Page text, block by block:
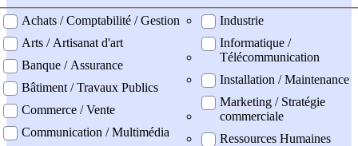
professionel
Achats / Comptabilité / Gestion
Arts / Artisanat d'art
Banque / Assurance
Bâtiment / Travaux Publics
Commerce / Vente
Communication / Multimédia
Industrie
Informatique /
Télécommunication
Installation / Maintenance
Marketing / Stratégie
commerciale
Ressources Humaines